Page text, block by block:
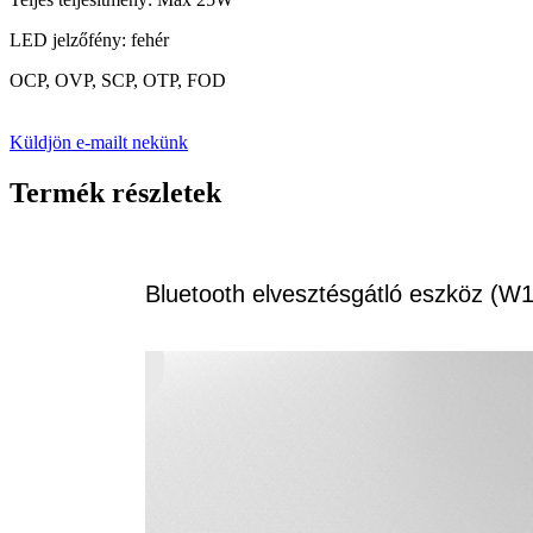
LED jelzőfény: fehér
OCP, OVP, SCP, OTP, FOD
Küldjön e-mailt nekünk
Termék részletek
Bluetooth elvesztésgátló eszköz